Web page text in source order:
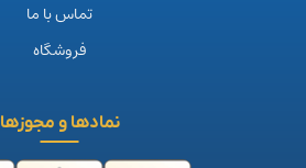
تماس با ما
فروشگاه
نمادها و مجوزها